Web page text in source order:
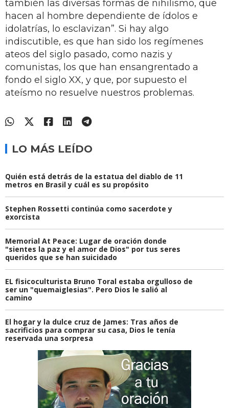
también las diversas formas de nihilismo, que
hacen al hombre dependiente de ídolos e
idolatrías, lo esclavizan”. Si hay algo
indiscutible, es que han sido los regímenes
ateos del siglo pasado, como nazis y
comunistas, los que han ensangrentado a
fondo el siglo XX, y que, por supuesto el
ateísmo no resuelve nuestros problemas.
LO MÁS LEÍDO
Quién está detrás de la estatua del diablo de 11
metros en Brasil y cuál es su propósito
Stephen Rossetti continúa como sacerdote y
exorcista
Memorial At Peace: Lugar de oración donde
"sientes la paz y el amor de Dios" por tus seres
queridos que se han suicidado
EL fisicoculturista Bruno Toral estaba orgulloso de
ser un "quemaiglesias". Pero Dios le salió al
camino
El hogar y la dulce cruz de James: Tras años de
sacrificios para comprar su casa, Dios le tenía
reservada una sorpresa